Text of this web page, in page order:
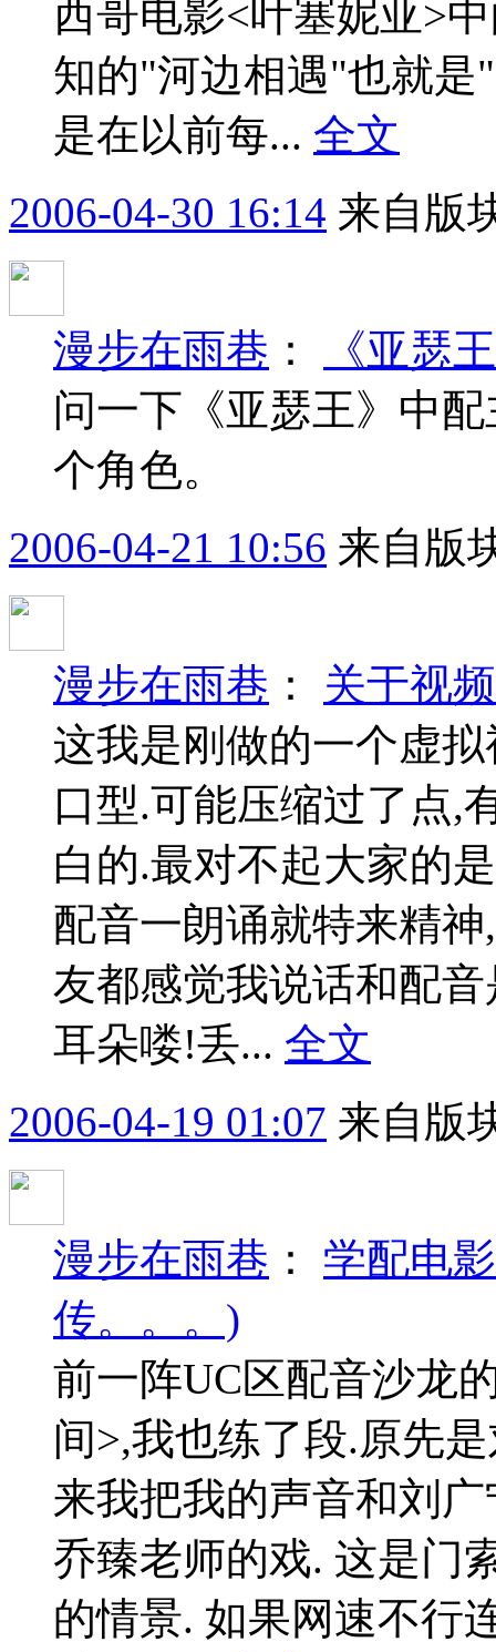
西哥电影<叶塞妮亚>
知的"河边相遇"也就是
是在以前每... 全文
2006-04-30 16:14 来自版
漫步在雨巷 ：
《亚瑟
问一下《亚瑟王》中
个角色。
2006-04-21 10:56 来自版
漫步在雨巷 ： 关于视
这我是刚做的一个虚
口型.可能压缩过了点,
白的.最对不起大家的
配音一朗诵就特来精
友都感觉我说话和配
耳朵喽!丢... 全文
2006-04-19 01:07 来自版
漫步在雨巷 ： 学配电
传。。。)
前一阵UC区配音沙龙
间>,我也练了段.原先
来我把我的声音和刘
乔臻老师的戏. 这是门
的情景. 如果网速不行